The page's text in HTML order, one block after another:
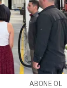
ABONE OL